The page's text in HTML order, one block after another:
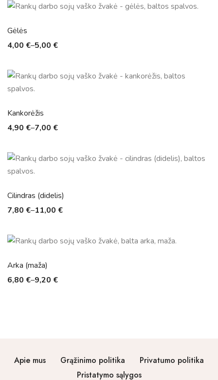
Gėlės
4,00 €–5,00 €
Kankorėžis
4,90 €–7,00 €
Cilindras (didelis)
7,80 €–11,00 €
Arka (maža)
6,80 €–9,20 €
Apie mus Grąžinimo politika
Privatumo politika
Pristatymo sąlygos